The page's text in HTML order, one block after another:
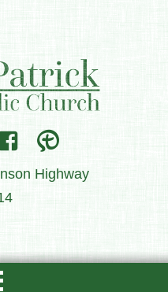
Highway